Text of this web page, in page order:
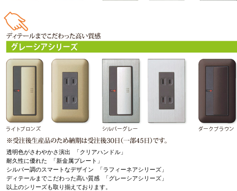
透明色がさわやかさ演出 「クリアハンドル」
耐久性に優れた 「新金属プレート」
シルバー調のスマートなデザイン 「ラフィーネアシリーズ」
ディテールまでこだわった高い質感 「グレーシアシリーズ」
以上のシリーズも取り揃えております。